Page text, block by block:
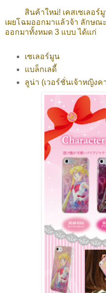
สินค้าใหม่! เคสเซเลอร์มูน
เผยโฉมออกมาแล้วจ้า ลักษณ
ออกมาทั้งหมด 3 แบบ ได้แก่
เซเลอร์มูน
แบล็กเลดี้
ลูน่า (เวอร์ชั่นเจ้าหญิงค